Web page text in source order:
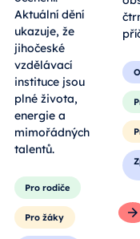
Aktuální dění
ukazuje, že
jihočeské
vzdělávací
instituce jsou
plné života,
energie a
mimořádných
talentů.
Pro rodiče
Pro žáky